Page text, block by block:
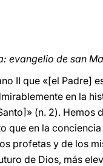
evangelio de san
II que «[el Padre]
en la
(n. 2). Hemos
que en la
profetas y de los
de Dios, más